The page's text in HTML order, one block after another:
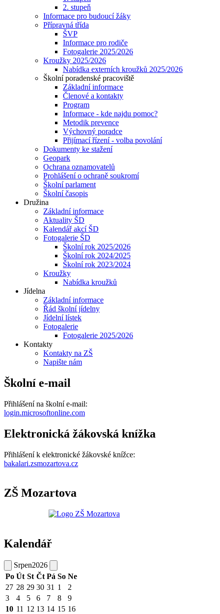
2. stupeň
Informace pro budoucí žáky
Přípravná třída
ŠVP
Informace pro rodiče
Fotogalerie 2025/2026
Kroužky 2025/2026
Nabídka externích kroužků 2025/2026
Školní poradenské pracoviště
Základní informace
Členové a kontakty
Program
Informace - kde najdu pomoc?
Metodik prevence
Výchovný poradce
Přijímací řízení - volba povolání
Dokumenty ke stažení
Geopark
Ochrana oznamovatelů
Prohlášení o ochraně soukromí
Školní parlament
Školní časopis
Družina
Základní informace
Aktuality ŠD
Kalendář akcí ŠD
Fotogalerie ŠD
Školní rok 2025/2026
Školní rok 2024/2025
Školní rok 2023/2024
Kroužky
Nabídka kroužků
Jídelna
Základní informace
Řád školní jídelny
Jídelní lístek
Fotogalerie
Fotogalerie 2025/2026
Kontakty
Kontakty na ZŠ
Napište nám
Školní e-mail
Přihlášení na školní e-mail:
login.microsoftonline.com
Elektronická žákovská knížka
Přihlášení k elektronické žákovské knížce:
bakalari.zsmozartova.cz
ZŠ Mozartova
Kalendář
Srpen2026
Po Út St Čt Pá So Ne
27 28 29 30 31 1
2
3
4 5 6 7 8
9
10 11 12 13 14 15 16